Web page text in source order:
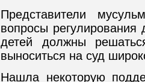
Представители
вопросы
детей должны
выноситься на суд
Нашла некоторую